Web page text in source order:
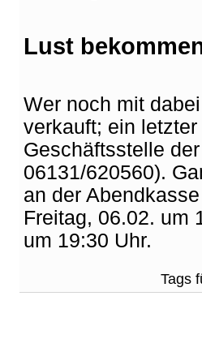
Lust
Wer noch mit
verkauft; ein
Geschäftsstelle
06131/620560).
an der
Freitag, 06.02. um
um 19:30 Uhr.
Tags